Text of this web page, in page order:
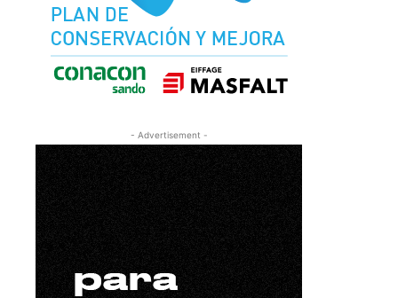
- Advertisement -